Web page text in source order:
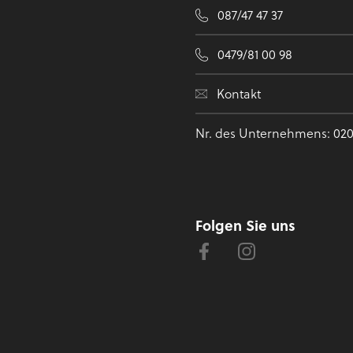
087/47 47 37
0479/81 00 98
Kontakt
Nr. des Unternehmens:
Folgen Sie uns